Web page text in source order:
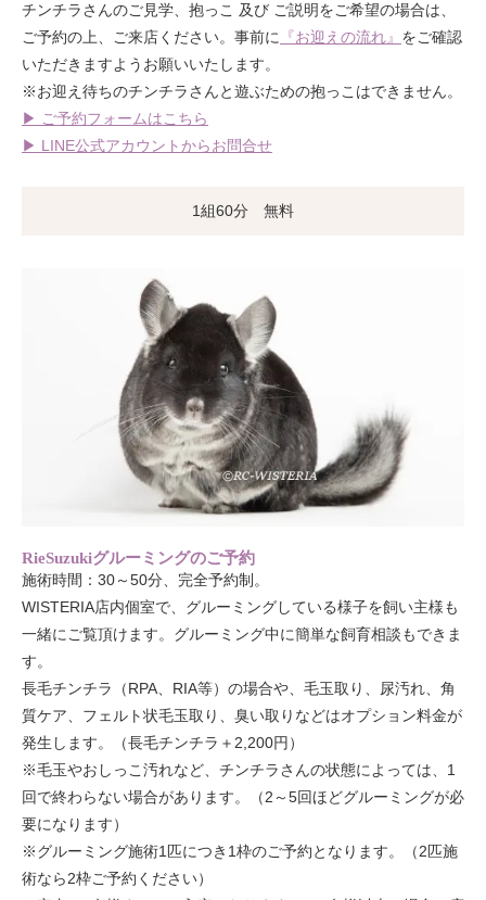
チンチラさんのご見学、抱っこ 及び ご説明をご希望の場合は、
ご予約の上、ご来店ください。事前に 『お迎えの流れ』 をご確認
いただきますようお願いいたします。
※お迎え待ちのチンチラさんと遊ぶための抱っこはできません。
▶ ご予約フォームはこちら
▶ LINE公式アカウントからお問合せ
1組60分 無料
RieSuzukiグルーミングのご予約
施術時間：30～50分、完全予約制。
WISTERIA店内個室で、グルーミングしている様子を飼い主様も
一緒にご覧頂けます。グルーミング中に簡単な飼育相談もできま
す。
長毛チンチラ（RPA、RIA等）の場合や、毛玉取り、尿汚れ、角
質ケア、フェルト状毛玉取り、臭い取りなどはオプション料金が
発生します。（長毛チンチラ＋2,200円）
※毛玉やおしっこ汚れなど、チンチラさんの状態によっては、1
回で終わらない場合があります。（2～5回ほどグルーミングが必
要になります）
※グルーミング施術1匹につき1枠のご予約となります。（2匹施
術なら2枠ご予約ください）